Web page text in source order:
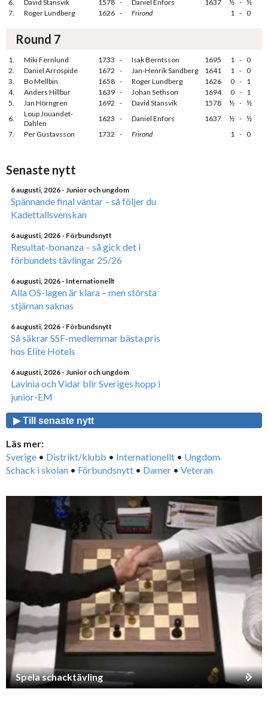
6. David Stansvik 1578 - Daniel Enfors 1637 ½ - ½
7.
Roger Lundberg 1626 - Frirond 1 - 0
Round 7
1. Miki Fernlund 1733 - Isak Berntsson 1695 1 - 0
2.
Daniel Arrospide 1672 - Jan-Henrik Sandberg 1641 1 - 0
3.
Bo Mellbin 1658 - Roger Lundberg 1626 0 - 1
4.
Anders Hillbur 1639 - Johan Sethson 1694 0 - 1
5.
Jan Hörngren 1692 - David Stansvik 1578 ½ - ½
6.
Loup Jouandet-
Dahlen
1623 - Daniel Enfors 1637 ½ - ½
7.
Per Gustavsson 1732 - Frirond 1 - 0
Senaste nytt
6 augusti, 2026 - Junior och ungdom
Spännande final väntar – så följer du
Kadettallsvenskan
6 augusti, 2026 - Förbundsnytt
Resultat-bonanza – så gick det i
förbundets tävlingar 25/26
6 augusti, 2026 - Internationellt
Alla OS-lagen är klara – men största
stjärnan saknas
6 augusti, 2026 - Förbundsnytt
Så säkrar SSF-medlemmar bästa pris
hos Elite Hotels
6 augusti, 2026 - Junior och ungdom
Lavinia och Vidar blir Sveriges hopp i
junior-EM
▶ Till senaste nytt
Läs mer:
Sverige • Distrikt/klubb • Internationellt • Ungdom
Schack i skolan • Förbundsnytt • Damer • Veteran
Spela schacktävling